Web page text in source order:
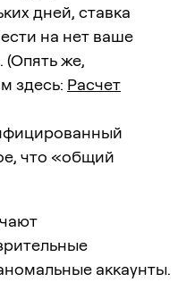
дней, ставка
на нет ваше
же,
здесь: Расчет
что «общий
аккаунты.